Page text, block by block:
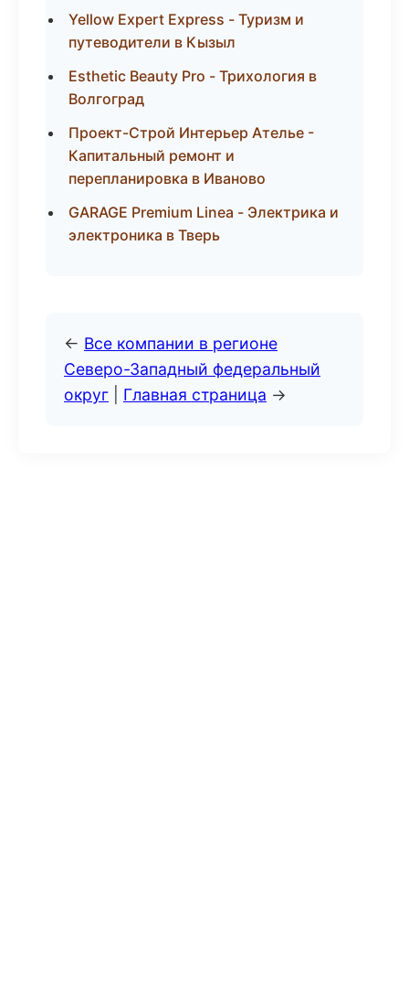
Yellow Expert Express - Туризм и
путеводители в Кызыл
Esthetic Beauty Pro - Трихология в
Волгоград
Проект-Строй Интерьер Ателье -
Капитальный ремонт и
перепланировка в Иваново
GARAGE Premium Linea - Электрика и
электроника в Тверь
← Все компании в регионе
Северо-Западный федеральный
округ
Главная страница →